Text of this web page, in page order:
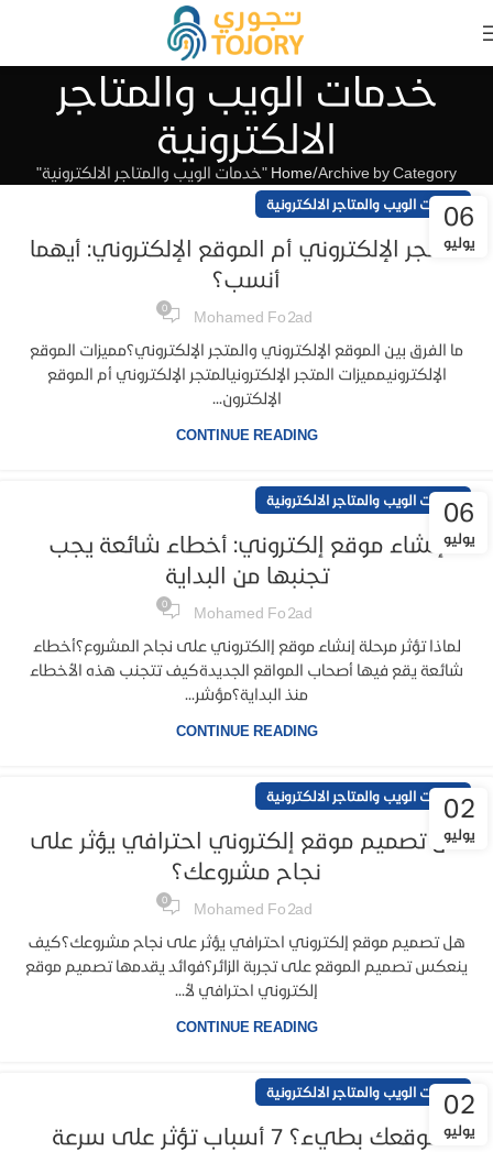
خدمات الويب والمتاجر
الالكترونية
Home Archive by Category "خدمات الويب والمتاجر الالكترونية"
06
يوليو
خدمات الويب والمتاجر الالكترونية
المتجر الإلكتروني أم الموقع الإلكتروني: أيهما
أنسب؟
Mohamed Fo2ad
0
ما الفرق بين الموقع الإلكتروني والمتجر الإلكتروني؟مميزات الموقع
الإلكترونيمميزات المتجر الإلكترونيالمتجر الإلكتروني أم الموقع
الإلكترون...
CONTINUE READING
06
يوليو
خدمات الويب والمتاجر الالكترونية
إنشاء موقع إلكتروني: أخطاء شائعة يجب
تجنبها من البداية
Mohamed Fo2ad
0
لماذا تؤثر مرحلة إنشاء موقع إالكتروني على نجاح المشروع؟أخطاء
شائعة يقع فيها أصحاب المواقع الجديدةكيف تتجنب هذه الأخطاء
منذ البداية؟مؤشر...
CONTINUE READING
02
يوليو
خدمات الويب والمتاجر الالكترونية
هل تصميم موقع إلكتروني احترافي يؤثر على
نجاح مشروعك؟
Mohamed Fo2ad
0
هل تصميم موقع إلكتروني احترافي يؤثر على نجاح مشروعك؟كيف
ينعكس تصميم الموقع على تجربة الزائر؟فوائد يقدمها تصميم موقع
إلكتروني احترافي لأ...
CONTINUE READING
02
يوليو
خدمات الويب والمتاجر الالكترونية
موقعك بطيء؟ 7 أسباب تؤثر على سرعة